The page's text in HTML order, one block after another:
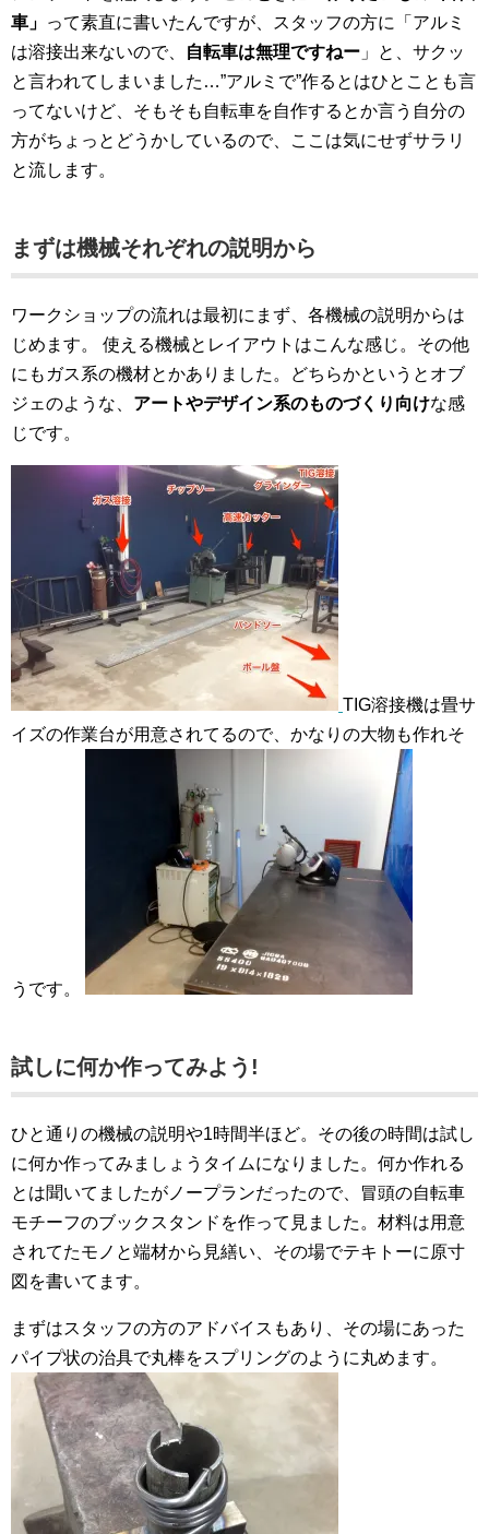
車」 って素直に書いたんですが、スタッフの方に「アルミ
は溶接出来ないので、
自転車は無理ですねー 」と、サクッ
と言われてしまいました…”アルミで”作るとはひとことも言
ってないけど、そもそも自転車を自作するとか言う自分の
方がちょっとどうかしているので、ここは気にせずサラリ
と流します。
まずは機械それぞれの説明から
ワークショップの流れは最初にまず、各機械の説明からは
じめます。
使える機械とレイアウトはこんな感じ。その他
にもガス系の機材とかありました。どちらかというとオブ
ジェのような、 アートやデザイン系のものづくり向けな感
じです。
TIG溶接機は畳サ
イズの作業台が用意されてるので、かなりの大物も作れそ
うです。
試しに何か作ってみよう!
ひと通りの機械の説明や1時間半ほど。その後の時間は試し
に何か作ってみましょうタイムになりました。何か作れる
とは聞いてましたがノープランだったので、冒頭の自転車
モチーフのブックスタンドを作って見ました。材料は用意
されてたモノと端材から見繕い、その場でテキトーに原寸
図を書いてます。
まずはスタッフの方のアドバイスもあり、その場にあった
パイプ状の治具で丸棒をスプリングのように丸めます。